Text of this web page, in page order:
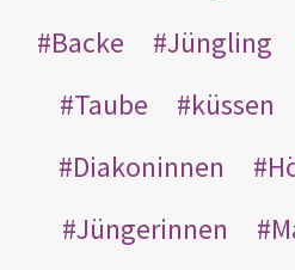
Backe
Jüngling
Taube
küssen
Diakoninnen
Jüngerinnen